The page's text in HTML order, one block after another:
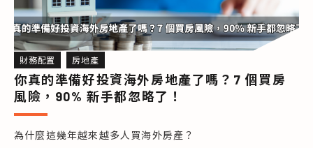
財務配置 房地產
你真的準備好投資海外房地產了嗎？7 個買房
風險，90% 新手都忽略了！
為什麼這幾年越來越多人買海外房產？